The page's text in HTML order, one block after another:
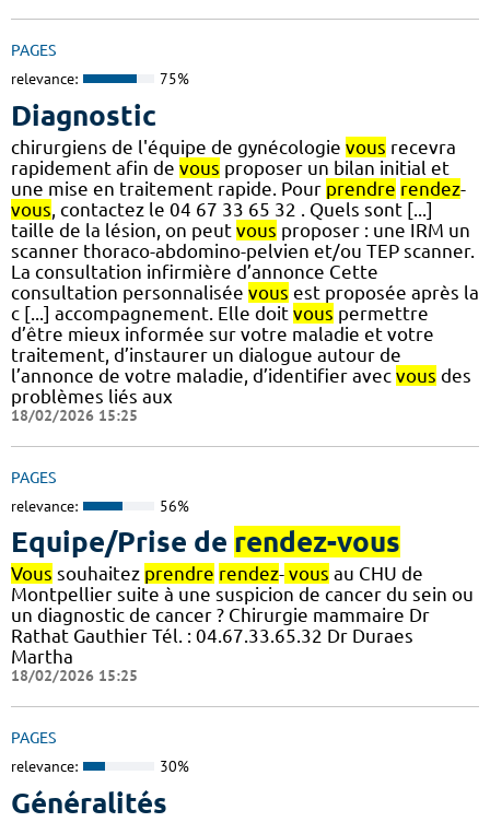
PAGES
relevance: 75%
Diagnostic
chirurgiens de l'équipe de gynécologie vous recevra
rapidement afin de vous proposer un bilan initial et
une mise en traitement rapide. Pour prendre rendez-
vous, contactez le 04 67 33 65 32 . Quels sont [...]
taille de la lésion, on peut vous proposer : une IRM un
scanner thoraco-abdomino-pelvien et/ou TEP scanner.
La consultation infirmière d’annonce Cette
consultation personnalisée vous est proposée après la
c [...] accompagnement. Elle doit vous permettre
d’être mieux informée sur votre maladie et votre
traitement, d’instaurer un dialogue autour de
l’annonce de votre maladie, d’identifier avec vous des
problèmes liés aux
18/02/2026 15:25
PAGES
relevance: 56%
Equipe/Prise de rendez-vous
Vous souhaitez prendre rendez- vous au CHU de
Montpellier suite à une suspicion de cancer du sein ou
un diagnostic de cancer ? Chirurgie mammaire Dr
Rathat Gauthier Tél. : 04.67.33.65.32 Dr Duraes
Martha
18/02/2026 15:25
PAGES
relevance: 30%
Généralités